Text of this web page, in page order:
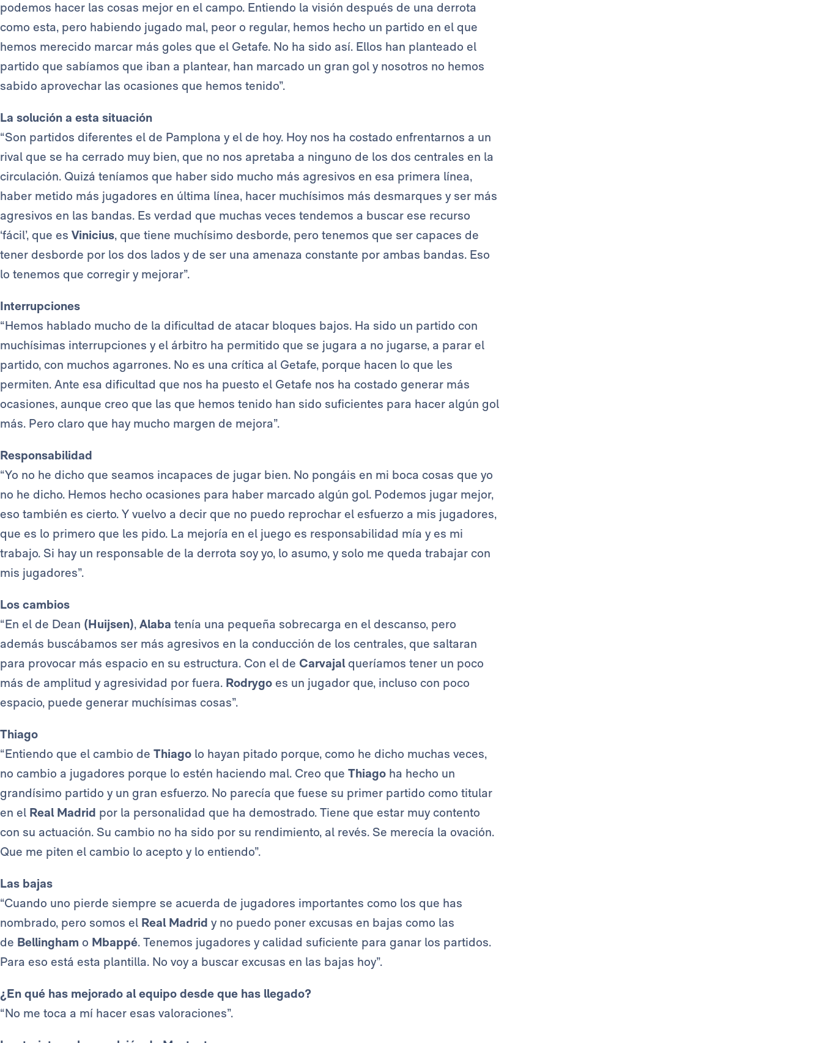
podemos hacer las cosas mejor en el campo. Entiendo la visión después de una derrota
como esta, pero habiendo jugado mal, peor o regular, hemos hecho un partido en el que
hemos merecido marcar más goles que el Getafe. No ha sido así. Ellos han planteado el
partido que sabíamos que iban a plantear, han marcado un gran gol y nosotros no hemos
sabido aprovechar las ocasiones que hemos tenido”.
La solución a esta situación
“Son partidos diferentes el de Pamplona y el de hoy. Hoy nos ha costado enfrentarnos a un
rival que se ha cerrado muy bien, que no nos apretaba a ninguno de los dos centrales en la
circulación. Quizá teníamos que haber sido mucho más agresivos en esa primera línea,
haber metido más jugadores en última línea, hacer muchísimos más desmarques y ser más
agresivos en las bandas. Es verdad que muchas veces tendemos a buscar ese recurso
‘fácil’, que es Vinicius, que tiene muchísimo desborde, pero tenemos que ser capaces de
tener desborde por los dos lados y de ser una amenaza constante por ambas bandas. Eso
lo tenemos que corregir y mejorar”.
Interrupciones
“Hemos hablado mucho de la dificultad de atacar bloques bajos. Ha sido un partido con
muchísimas interrupciones y el árbitro ha permitido que se jugara a no jugarse, a parar el
partido, con muchos agarrones. No es una crítica al Getafe, porque hacen lo que les
permiten. Ante esa dificultad que nos ha puesto el Getafe nos ha costado generar más
ocasiones, aunque creo que las que hemos tenido han sido suficientes para hacer algún gol
más. Pero claro que hay mucho margen de mejora”.
Responsabilidad
“Yo no he dicho que seamos incapaces de jugar bien. No pongáis en mi boca cosas que yo
no he dicho. Hemos hecho ocasiones para haber marcado algún gol. Podemos jugar mejor,
eso también es cierto. Y vuelvo a decir que no puedo reprochar el esfuerzo a mis jugadores,
que es lo primero que les pido. La mejoría en el juego es responsabilidad mía y es mi
trabajo. Si hay un responsable de la derrota soy yo, lo asumo, y solo me queda trabajar con
mis jugadores”.
Los cambios
“En el de Dean (Huijsen), Alaba tenía una pequeña sobrecarga en el descanso, pero
además buscábamos ser más agresivos en la conducción de los centrales, que saltaran
para provocar más espacio en su estructura. Con el de Carvajalqueríamos tener un poco
más de amplitud y agresividad por fuera. Rodrygo es un jugador que, incluso con poco
espacio, puede generar muchísimas cosas”.
Thiago
“Entiendo que el cambio de Thiago lo hayan pitado porque, como he dicho muchas veces,
no cambio a jugadores porque lo estén haciendo mal. Creo que Thiago ha hecho un
grandísimo partido y un gran esfuerzo. No parecía que fuese su primer partido como titular
en el Real Madrid por la personalidad que ha demostrado. Tiene que estar muy contento
con su actuación. Su cambio no ha sido por su rendimiento, al revés. Se merecía la ovación.
Que me piten el cambio lo acepto y lo entiendo”.
Las bajas
“Cuando uno pierde siempre se acuerda de jugadores importantes como los que has
nombrado, pero somos el Real Madrid y no puedo poner excusas en bajas como las
de Bellingham o Mbappé. Tenemos jugadores y calidad suficiente para ganar los partidos.
Para eso está esta plantilla. No voy a buscar excusas en las bajas hoy”.
¿En qué has mejorado al equipo desde que has llegado?
“No me toca a mí hacer esas valoraciones”.